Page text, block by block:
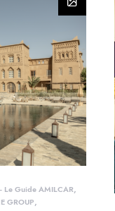
Le Guide AMILCAR
GROUP